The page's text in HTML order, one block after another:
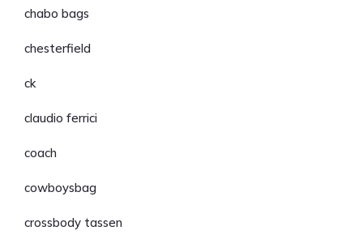
chabo bags
chesterfield
ck
claudio ferrici
coach
cowboysbag
crossbody tassen